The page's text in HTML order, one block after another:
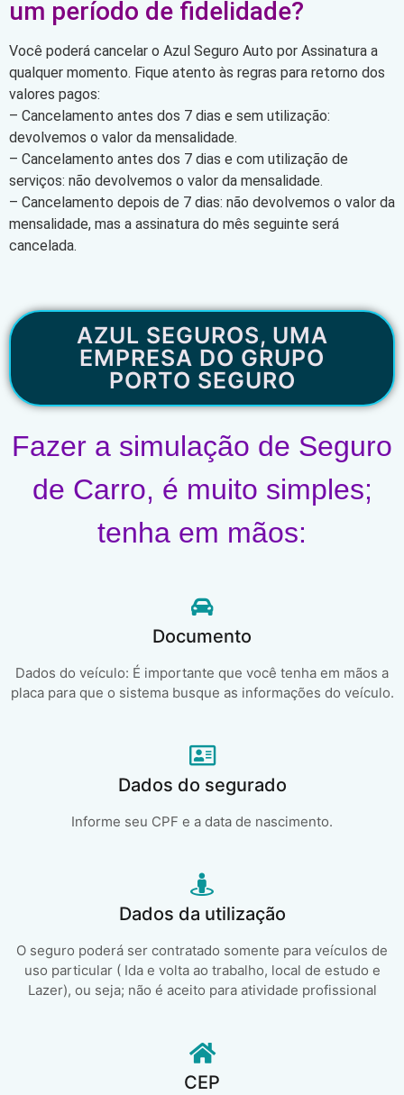
um período de fidelidade?
Você poderá cancelar o Azul Seguro Auto por Assinatura a
qualquer momento. Fique atento às regras para retorno dos
valores pagos:
– Cancelamento antes dos 7 dias e sem utilização:
devolvemos o valor da mensalidade.
– Cancelamento antes dos 7 dias e com utilização de
serviços: não devolvemos o valor da mensalidade.
– Cancelamento depois de 7 dias: não devolvemos o valor da
mensalidade, mas a assinatura do mês seguinte será
cancelada.
AZUL SEGUROS, UMA
EMPRESA DO GRUPO
PORTO SEGURO
Fazer a simulação de Seguro
de Carro, é muito simples;
tenha em mãos:
Documento
Dados do veículo: É importante que você tenha em mãos a
placa para que o sistema busque as informações do veículo.
Dados do segurado
Informe seu CPF e a data de nascimento.
Dados da utilização
O seguro poderá ser contratado somente para veículos de
uso particular ( Ida e volta ao trabalho, local de estudo e
Lazer), ou seja; não é aceito para atividade profissional
CEP